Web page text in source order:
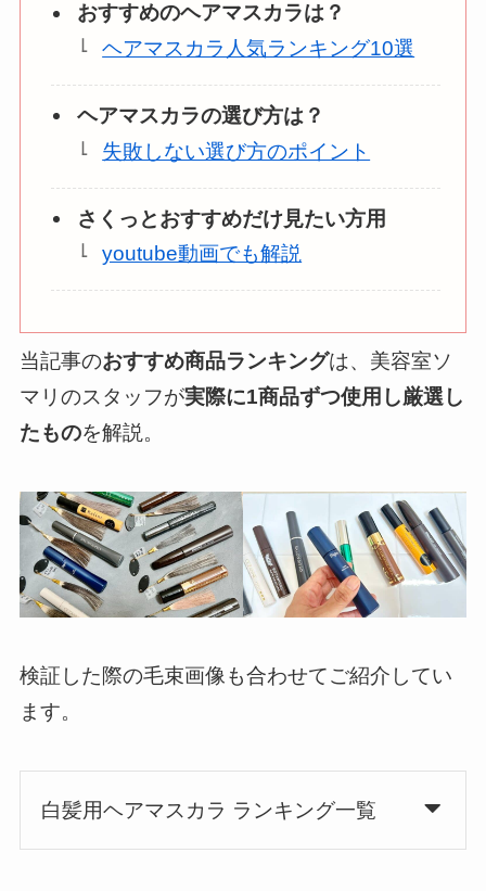
おすすめのヘアマスカラは？
ヘアマスカラ人気ランキング10選
ヘアマスカラの選び方は？
失敗しない選び方のポイント
さくっとおすすめだけ見たい方用
youtube動画でも解説
当記事のおすすめ商品ランキングは、美容室ソ
マリのスタッフが実際に1商品ずつ使用し厳選し
たものを解説。
検証した際の毛束画像も合わせてご紹介してい
ます。
白髪用ヘアマスカラ ランキング一覧